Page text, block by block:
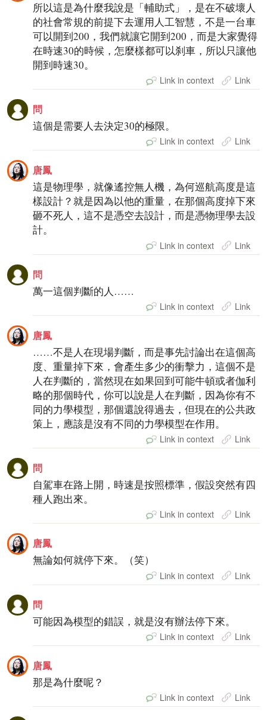
所以這是為什麼我說是「輔助式」，是在不破壞人
的社會常規的前提下去運用人工智慧，不是一台車
可以開到200，我們就讓它開到200，而是大家覺得
在時速30的時候，怎麼樣都可以刹車，所以只讓他
開到時速30。
Link in context Link
問
這個是需要人去決定30的極限。
Link in context Link
唐鳳
這是物理學，就像遙控無人機，為何巡航高度是這
樣設計？就是因為以他的重量，在那個高度掉下來
砸不死人，這不是憑空去設計，而是憑物理學去設
計。
Link in context Link
問
萬一這個判斷的人……
Link in context Link
唐鳳
……不是人在現場判斷，而是事先討論出在這個高
度、重量掉下來，會產生多少的衝擊力，這個不是
人在判斷的，當然現在如果回到可能牛頓或者伽利
略的那個時代，你可以說是人在判斷，因為你有不
同的力學模型，那個還說得過去，但現在的公共政
策上，應該是沒有不同的力學模型在作用。
Link in context Link
問
自駕車在路上開，時速是按照標準，假設突然有四
種人跑出來。
Link in context Link
唐鳳
無論如何就停下來。（笑）
Link in context Link
問
可能因為模型的錯誤，就是沒有辦法停下來。
Link in context Link
唐鳳
那是為什麼呢？
Link in context Link